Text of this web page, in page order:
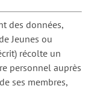
des données,
Jeunes ou
récolte un
personnel auprès
ses membres,